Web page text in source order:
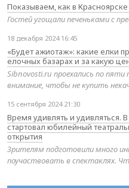
Показываем, как в
Гостей угощали печеньками с
18 декабря 2024 16:45
«Будет ажиотаж»: какие елки
елочных базарах и за какую
Sibnovosti.ru проехались по
внимание, чтобы не купить
15 сентября 2024 21:30
Время удивлять и удивляться.
стартовал юбилейный
открытия
Зрителям подготовили много
поучаствовать в спектаклях.